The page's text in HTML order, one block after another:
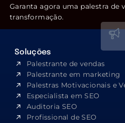
Garanta agora uma palestra de
transformação.
Soluções
Palestrante de vendas
Palestrante em marketing
Palestras Motivacionais e
Especialista em SEO​
Auditoria SEO
Profissional de SEO